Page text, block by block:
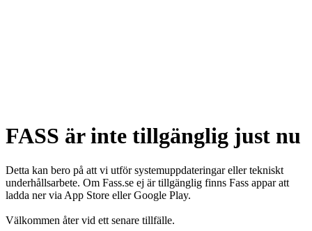
FASS är inte tillgänglig just nu
Detta kan bero på att vi utför systemuppdateringar eller tekniskt
underhållsarbete. Om Fass.se ej är tillgänglig finns Fass appar att
ladda ner via App Store eller Google Play.
Välkommen åter vid ett senare tillfälle.